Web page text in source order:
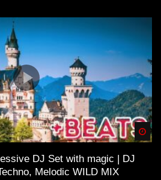
DJ Set with magic | DJ
Melodic WILD MIX